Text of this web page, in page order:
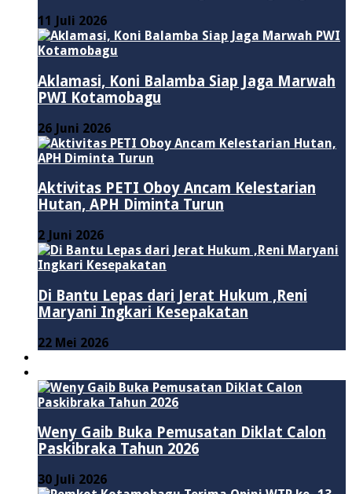
11 Juli 2026
Aklamasi, Koni Balamba Siap Jaga Marwah
PWI Kotamobagu
26 Juni 2026
Aktivitas PETI Oboy Ancam Kelestarian
Hutan, APH Diminta Turun
2 Juni 2026
Di Bantu Lepas dari Jerat Hukum ,Reni
Maryani Ingkari Kesepakatan
22 Mei 2026
Weny Gaib Buka Pemusatan Diklat Calon
Paskibraka Tahun 2026
30 Juli 2026